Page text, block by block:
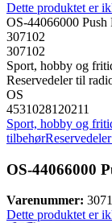
Dette produktet er
OS-44066000 Push
307102
307102
Sport, hobby og
Reservedeler til
OS
4531028120211
Sport, hobby og
tilbehør
OS-44066000
Varenummer:
Dette produktet er